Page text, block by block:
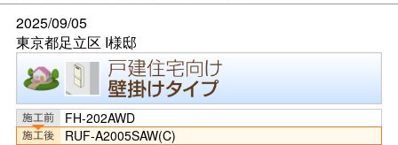
2025/09/05
東京都足立区 I様邸
FH-202AWD
RUF-A2005SAW(C)